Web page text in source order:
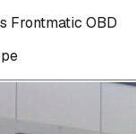
Frontmatic OBD